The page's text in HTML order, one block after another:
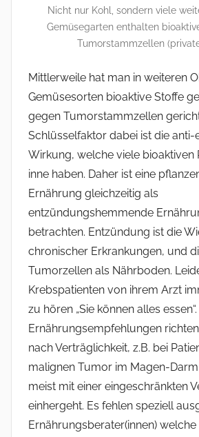
Nicht nur Kohl, sondern viele
Gemüsegarten enthalten
Tumorstammzellen
Mittlerweile hat man in weiteren
Gemüsesorten bioaktive Stoffe
gegen Tumorstammzellen
Schlüsselfaktor dabei ist die anti-
Wirkung, welche viele bioaktiven
inne haben. Daher ist eine
Ernährung gleichzeitig als
entzündungshemmende
betrachten. Entzündung ist die
chronischer Erkrankungen, und
Tumorzellen als Nährboden.
Krebspatienten von ihrem Arzt
zu hören „Sie können alles
Ernährungsempfehlungen
nach Verträglichkeit, z.B. bei
malignen Tumor im Magen-
meist mit einer eingeschränkten
einhergeht. Es fehlen speziell
Ernährungsberater(innen) welche